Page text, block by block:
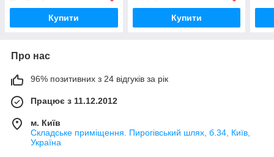
Купити Купити
Про нас
96% позитивних з 24 відгуків за рік
Працює з 11.12.2012
м. Київ
Складське приміщення. Пирогівський шлях, б.34, Київ,
Україна